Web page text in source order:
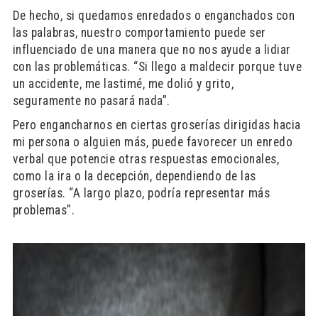
De hecho, si quedamos enredados o enganchados con
las palabras, nuestro comportamiento puede ser
influenciado de una manera que no nos ayude a lidiar
con las problemáticas. “Si llego a maldecir porque tuve
un accidente, me lastimé, me dolió y grito,
seguramente no pasará nada”.
Pero engancharnos en ciertas groserías dirigidas hacia
mi persona o alguien más, puede favorecer un enredo
verbal que potencie otras respuestas emocionales,
como la ira o la decepción, dependiendo de las
groserías. “A largo plazo, podría representar más
problemas”.